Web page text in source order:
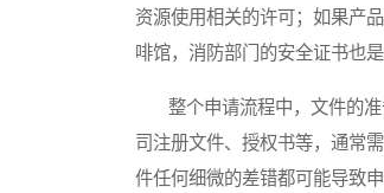
资源使用相关的许可；如果产
啡馆，消防部门的安全证书也
整个申请流程中，文件的准
司注册文件、授权书等，通常
件任何细微的差错都可能导致